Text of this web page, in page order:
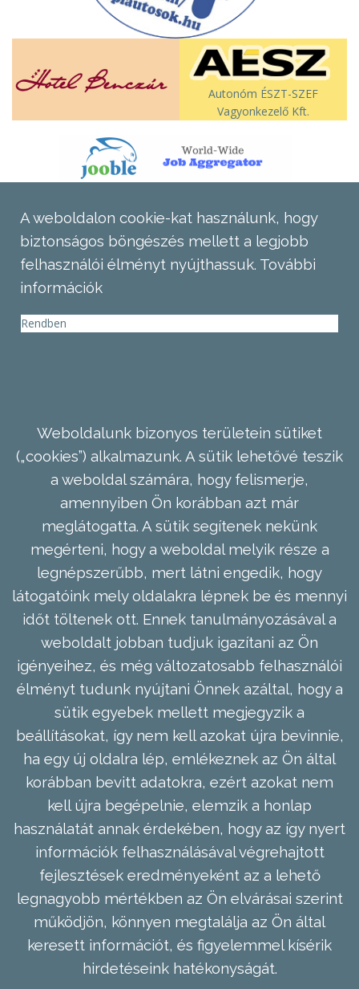
Autonóm ÉSZT-SZEF
Vagyonkezelő Kft.
A weboldalon cookie-kat használunk, hogy
biztonságos böngészés mellett a legjobb
felhasználói élményt nyújthassuk. További
információk
Rendben
Weboldalunk bizonyos területein sütiket
(„cookies”) alkalmazunk. A sütik lehetővé teszik
a weboldal számára, hogy felismerje,
amennyiben Ön korábban azt már
meglátogatta. A sütik segítenek nekünk
megérteni, hogy a weboldal melyik része a
legnépszerűbb, mert látni engedik, hogy
látogatóink mely oldalakra lépnek be és mennyi
időt töltenek ott. Ennek tanulmányozásával a
weboldalt jobban tudjuk igazítani az Ön
igényeihez, és még változatosabb felhasználói
élményt tudunk nyújtani Önnek azáltal, hogy a
sütik egyebek mellett megjegyzik a
beállításokat, így nem kell azokat újra bevinnie,
ha egy új oldalra lép, emlékeznek az Ön által
korábban bevitt adatokra, ezért azokat nem
kell újra begépelnie, elemzik a honlap
használatát annak érdekében, hogy az így nyert
információk felhasználásával végrehajtott
fejlesztések eredményeként az a lehető
legnagyobb mértékben az Ön elvárásai szerint
működjön, könnyen megtalálja az Ön által
keresett információt, és figyelemmel kísérik
hirdetéseink hatékonyságát.